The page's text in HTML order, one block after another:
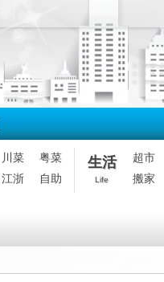
川菜
粤菜
江浙
自助
生活
Life
超市
搬家